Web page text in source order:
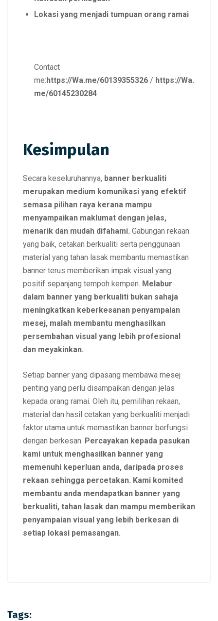
Lokasi yang menjadi tumpuan orang ramai
Contact
me:https://Wa.me/60139355326 / https://Wa.
me/60145230284
Kesimpulan
Secara keseluruhannya, banner berkualiti
merupakan medium komunikasi yang efektif
semasa pilihan raya kerana mampu
menyampaikan maklumat dengan jelas,
menarik dan mudah difahami. Gabungan rekaan
yang baik, cetakan berkualiti serta penggunaan
material yang tahan lasak membantu memastikan
banner terus memberikan impak visual yang
positif sepanjang tempoh kempen. Melabur
dalam banner yang berkualiti bukan sahaja
meningkatkan keberkesanan penyampaian
mesej, malah membantu menghasilkan
persembahan visual yang lebih profesional
dan meyakinkan.
Setiap banner yang dipasang membawa mesej
penting yang perlu disampaikan dengan jelas
kepada orang ramai. Oleh itu, pemilihan rekaan,
material dan hasil cetakan yang berkualiti menjadi
faktor utama untuk memastikan banner berfungsi
dengan berkesan. Percayakan kepada pasukan
kami untuk menghasilkan banner yang
memenuhi keperluan anda, daripada proses
rekaan sehingga percetakan. Kami komited
membantu anda mendapatkan banner yang
berkualiti, tahan lasak dan mampu memberikan
penyampaian visual yang lebih berkesan di
setiap lokasi pemasangan.
Tags: